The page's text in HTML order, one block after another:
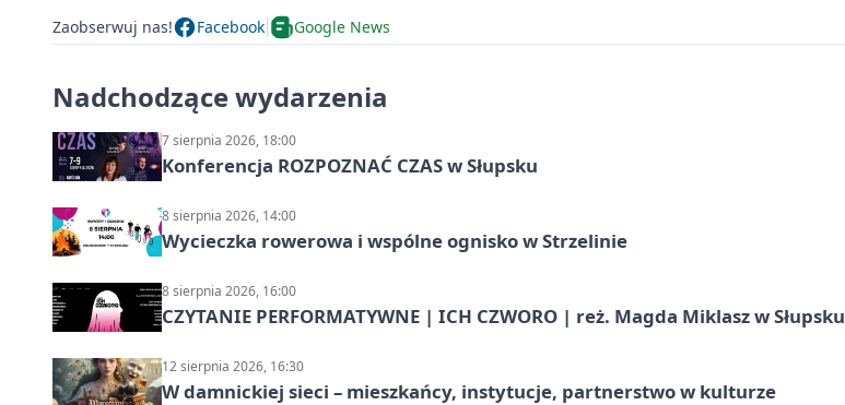
Zaobserwuj nas! Facebook Google News
Nadchodzące wydarzenia
7 sierpnia 2026, 18:00
Konferencja ROZPOZNAĆ CZAS w Słupsku
8 sierpnia 2026, 14:00
Wycieczka rowerowa i wspólne ognisko w Strzelinie
8 sierpnia 2026, 16:00
CZYTANIE PERFORMATYWNE | ICH CZWORO | reż. Magda Miklasz w Słupsku
12 sierpnia 2026, 16:30
W damnickiej sieci – mieszkańcy, instytucje, partnerstwo w kulturze